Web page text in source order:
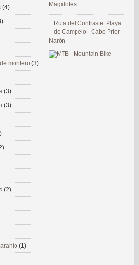
Magalofes
Ruta del Contraste: Playa
de Campelo - Cabo Prior -
Narón
(4)
monfero (3)
(3)
(3)
(2)
(1)